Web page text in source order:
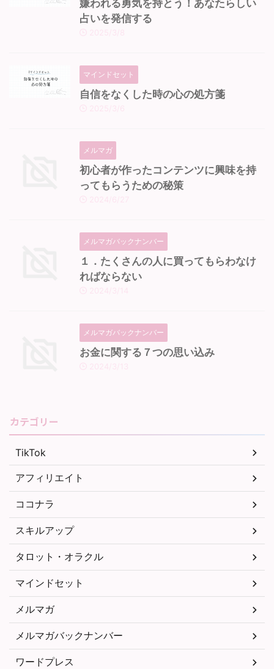
嫌われる勇気を持とう！あなたらしい
占いを発信する
マインドセット
自信をなくした時の心の処方箋
メルマガ
初心者が作ったコンテンツに興味を持
ってもらうための秘策
メルマガバックナンバー
１．たくさんの人に買ってもらわなけ
ればならない
メルマガバックナンバー
お金に関する７つの思い込み
カテゴリー
TikTok
アフィリエイト
ココナラ
スキルアップ
タロット・オラクル
マインドセット
メルマガ
メルマガバックナンバー
ワードプレス